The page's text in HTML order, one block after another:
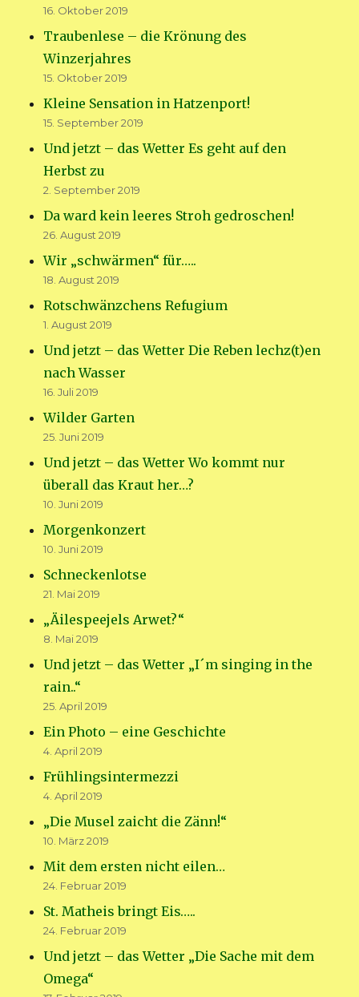
16. Oktober 2019
Traubenlese – die Krönung des
Winzerjahres
15. Oktober 2019
Kleine Sensation in Hatzenport!
15. September 2019
Und jetzt – das Wetter Es geht auf den
Herbst zu
2. September 2019
Da ward kein leeres Stroh gedroschen!
26. August 2019
Wir „schwärmen“ für…..
18. August 2019
Rotschwänzchens Refugium
1. August 2019
Und jetzt – das Wetter Die Reben lechz(t)en
nach Wasser
16. Juli 2019
Wilder Garten
25. Juni 2019
Und jetzt – das Wetter Wo kommt nur
überall das Kraut her…?
10. Juni 2019
Morgenkonzert
10. Juni 2019
Schneckenlotse
21. Mai 2019
„Äilespeejels Arwet?“
8. Mai 2019
Und jetzt – das Wetter „I´m singing in the
rain..“
25. April 2019
Ein Photo – eine Geschichte
4. April 2019
Frühlingsintermezzi
4. April 2019
„Die Musel zaicht die Zänn!“
10. März 2019
Mit dem ersten nicht eilen…
24. Februar 2019
St. Matheis bringt Eis…..
24. Februar 2019
Und jetzt – das Wetter „Die Sache mit dem
Omega“